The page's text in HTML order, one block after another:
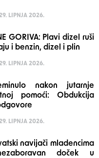
LIPNJA 2026.
GORIVA: Plavi dizel ruši
i benzin, dizel i plin
LIPNJA 2026.
nakon jutarnje
pomoći: Obdukcija
LIPNJA 2026.
navijači mladencima
doček u